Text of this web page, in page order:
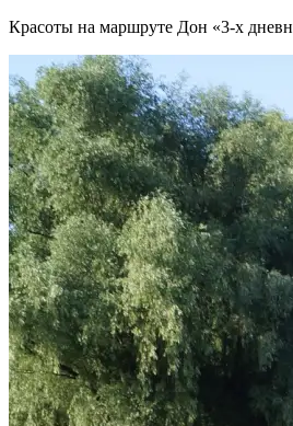
Красоты на маршруте Дон «3-х